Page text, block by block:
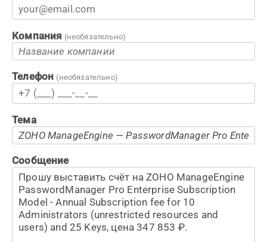
Компания (необязательно)
Телефон (необязательно)
Тема
Сообщение